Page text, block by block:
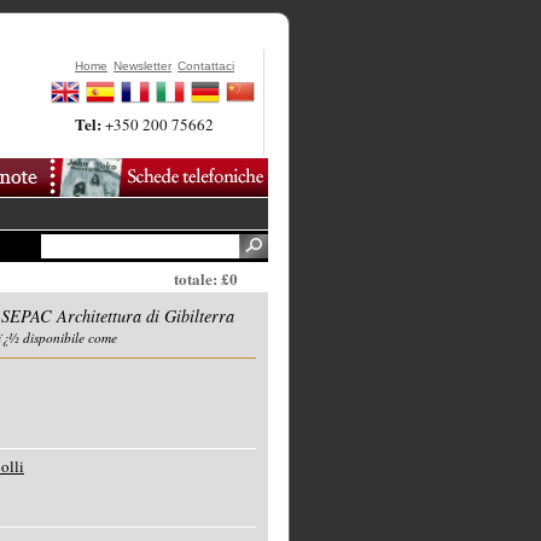
Home Newsletter Contattaci
Tel:+350 200 75662
totale: £0
Architettura di Gibilterra
disponibile come